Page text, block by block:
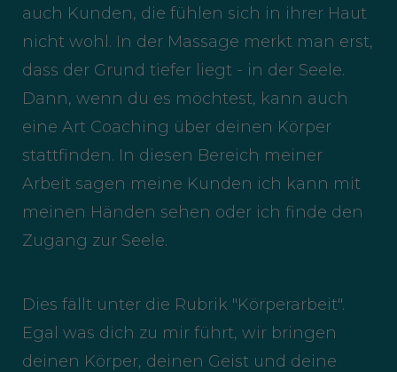
auch Kunden, die fühlen sich in ihrer Haut
nicht wohl. In der Massage merkt man erst,
dass der Grund tiefer liegt - in der Seele.
Dann, wenn du es möchtest, kann auch
eine Art Coaching über deinen Körper
stattfinden. In diesen Bereich meiner
Arbeit sagen meine Kunden ich kann mit
meinen Händen sehen oder ich finde den
Zugang zur Seele.
Dies fällt unter die Rubrik "Körperarbeit".
Egal was dich zu mir führt, wir bringen
deinen Körper, deinen Geist und deine